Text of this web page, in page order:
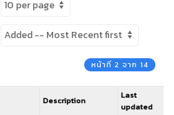
หน้าที่ 2 จาก 14
Description
Last
updated